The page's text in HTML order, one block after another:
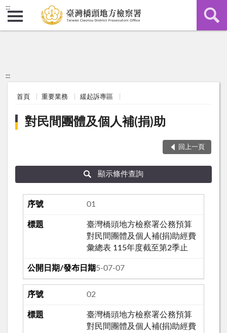
:::
:::
首頁 重要業務 緩起訴專區
對民間團體及個人補(捐)助
回上一頁
顯示條件查詢
01
臺灣橋頭地方檢察署公務預算
對民間團體及個人補(捐)助經費
彙總表 115年度截至第2季止
115-07-07
02
臺灣橋頭地方檢察署公務預算
對民間團體及個人補(捐)助經費